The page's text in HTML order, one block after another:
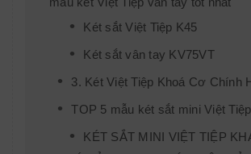
Két sắt Việt Tiệp K45
Két sắt vân tay KV75VT
3. Két Việt Tiệp Khoá Cơ Chính
TOP 5 mẫu két sắt mini Việt
KÉT SẮT MINI VIỆT TIỆP